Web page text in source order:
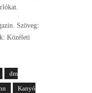
Szöveg:
Közéleti
dm
Kanyó